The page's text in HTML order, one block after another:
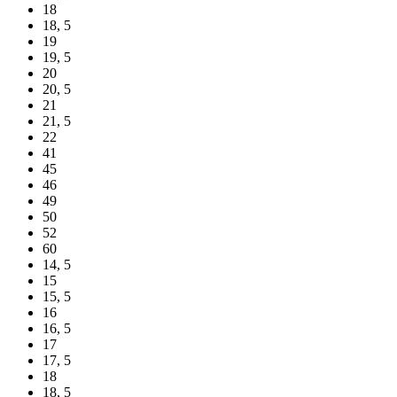
18
18, 5
19
19, 5
20
20, 5
21
21, 5
22
41
45
46
49
50
52
60
14, 5
15
15, 5
16
16, 5
17
17, 5
18
18, 5